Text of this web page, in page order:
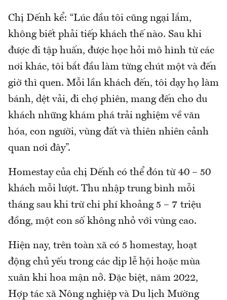
Chị Dếnh kể: “Lúc đầu tôi cũng ngại lắm,
không biết phải tiếp khách thế nào. Sau khi
được đi tập huấn, được học hỏi mô hình từ các
nơi khác, tôi bắt đầu làm từng chút một và đến
giờ thì quen. Mỗi lần khách đến, tôi dạy họ làm
bánh, dệt vải, đi chợ phiên, mang đến cho du
khách những khám phá trải nghiệm về văn
hóa, con người, vùng đất và thiên nhiên cảnh
quan nơi đây”.
Homestay của chị Dếnh có thể đón từ 40 – 50
khách mỗi lượt. Thu nhập trung bình mỗi
tháng sau khi trừ chi phí khoảng 5 – 7 triệu
đồng, một con số không nhỏ với vùng cao.
Hiện nay, trên toàn xã có 5 homestay, hoạt
động chủ yếu trong các dịp lễ hội hoặc mùa
xuân khi hoa mận nở. Đặc biệt, năm 2022,
Hợp tác xã Nông nghiệp và Du lịch Mường